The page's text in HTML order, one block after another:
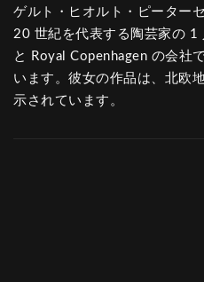
ゲルト・ヒオルト・ピーター
20 世紀を代表する陶芸家の 1
と Royal Copenhagen の会社
います。彼女の作品は、北欧
示されています。